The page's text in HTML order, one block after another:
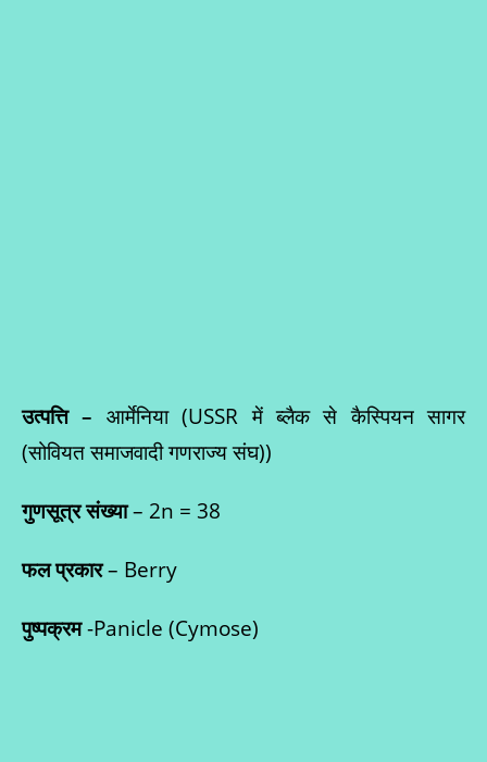
उत्पत्ति – आर्मेनिया (USSR में ब्लैक से कैस्पियन सागर
(सोवियत समाजवादी गणराज्य संघ))
गुणसूत्र संख्या– 2n = 38
फल प्रकार– Berry
पुष्पक्रम-Panicle (Cymose)